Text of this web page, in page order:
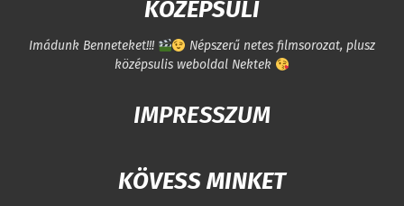
KÖZÉPSULI
Imádunk Benneteket!!!
Népszerű netes filmsorozat, plusz
középsulis weboldal Nektek
IMPRESSZUM
KÖVESS MINKET